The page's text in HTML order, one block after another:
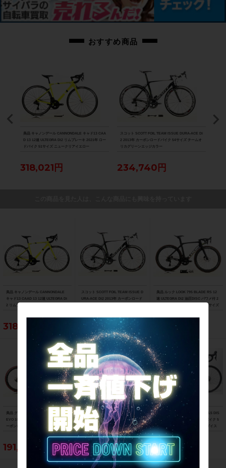
商品コード
おすすめ商品
美品 キャノンデール CANNONDALE キャド13 CAA
D 13 12速 ULTEGRA Di2 リムブレーキ 2021年 ロー
ドバイク 51サイズ ニュークリアイエロー
318,021円
スコット SCOTT FOIL TEAM ISSUE DURA-ACE Di
2 2013年 カーボンロードバイク 54サイズ チームオ
リカグリーンエッジカラー
234,740円
美品 キャノンデール CANNONDALE
キャド13 CAAD 13 12速 ULTEGRA Di
2 リムブレーキ 2021年 ロードバイク 5
318,021円
スコット SCOTT FOIL TEAM ISSUE D
URA-ACE Di2 2013年 カーボンロード
234,740円
美品 ルック LOOK 795 BLADE RS 12
速 ULTEGRA Di2 油圧DISC パワメ付 2
023年 カーボンロードバイク XSサイズ
881,100円
美品 グスト GUSTO RCR TEAN DURO
EVO 105 ホイールカスタム 2021年 カ
ーボンロードバイク Lサイズ ラヴァレ
191,400円
ジャイアント GIANT TCR ADVANCED
2 DISC SE 105 パワメ付 ホイールカス
タム 2021年 カーボンロードバイク M
サイズ カーボンカラー
223,179円
▼▼トレック TREK EMONDA SL5 DIS
C 105 2023年 カーボン ロードバイク 5
0サイズ 2×11速（サイクルパラダイス
福岡より配送）
214,500円